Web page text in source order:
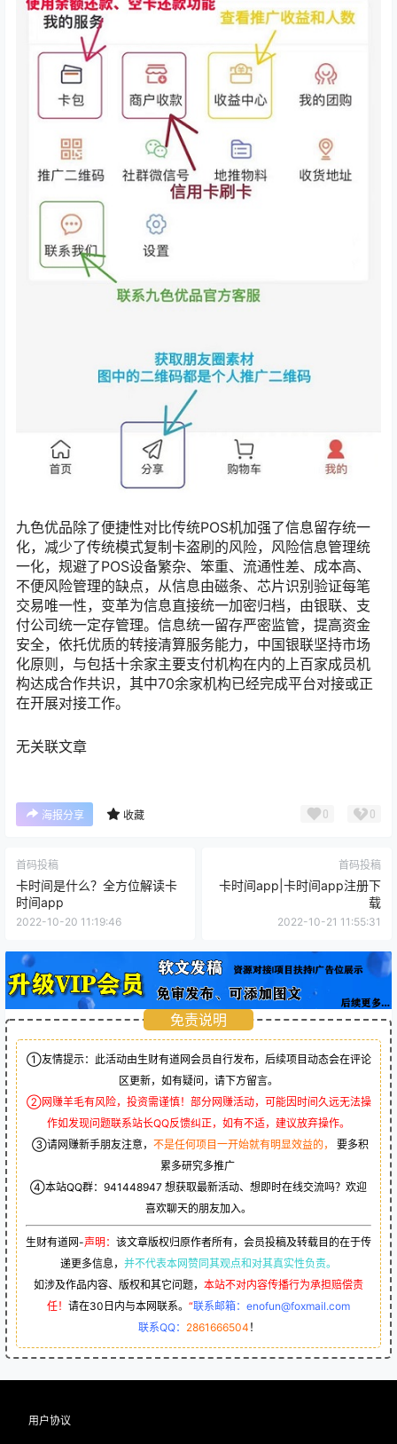
九色优品除了便捷性对比传统POS机加强了信息留存统一
化，减少了传统模式复制卡盗刷的风险，风险信息管理统
一化，规避了POS设备繁杂、笨重、流通性差、成本高、
不便风险管理的缺点，从信息由磁条、芯片识别验证每笔
交易唯一性，变革为信息直接统一加密归档，由银联、支
付公司统一定存管理。信息统一留存严密监管，提高资金
安全，依托优质的转接清算服务能力，中国银联坚持市场
化原则，与包括十余家主要支付机构在内的上百家成员机
构达成合作共识，其中70余家机构已经完成平台对接或正
在开展对接工作。
无关联文章
海报分享 收藏 0 0
首码投稿
卡时间是什么？全方位解读卡
时间app
2022-10-20 11:19:46
首码投稿
卡时间app|卡时间app注册下
载
2022-10-21 11:55:31
免责说明
①友情提示：此活动由生财有道网会员自行发布，后续项目动态会在评论
区更新，如有疑问，请下方留言。
②网赚羊毛有风险，投资需谨慎！部分网赚活动，可能因时间久远无法操
作如发现问题联系站长QQ反馈纠正，如有不适，建议放弃操作。
③请网赚新手朋友注意， 不是任何项目一开始就有明显效益的，
要多积
累多研究多推广
④本站QQ群： 941448947 想获取最新活动、想即时在线交流吗？欢迎
喜欢聊天的朋友加入。
生财有道网-声明： 该文章版权归原作者所有，会员投稿及转载目的在于传
递更多信息， 并不代表本网赞同其观点和对其真实性负责。
如涉及作品内容、版权和其它问题， 本站不对内容传播行为承担赔偿责
任！ 请在30日内与本网联系。 “联系邮箱：enofun@foxmail.com
联系QQ： 2861666504 ！
用户协议